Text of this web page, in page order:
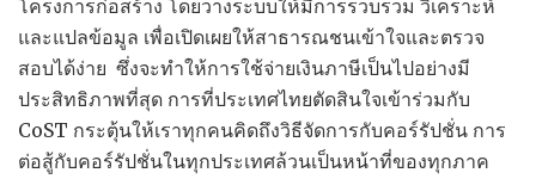
โครงการก่อสร้าง โดยวางระบบให้มีการรวบรวม วิเคราะห์
และแปลข้อมูล เพื่อเปิดเผยให้สาธารณชนเข้าใจและตรวจ
สอบได้ง่าย ซึ่งจะทำให้การใช้จ่ายเงินภาษีเป็นไปอย่างมี
ประสิทธิภาพที่สุด การที่ประเทศไทยตัดสินใจเข้าร่วมกับ
CoST กระตุ้นให้เราทุกคนคิดถึงวิธีจัดการกับคอร์รัปชั่น การ
ต่อสู้กับคอร์รัปชั่นในทุกประเทศล้วนเป็นหน้าที่ของทุกภาค